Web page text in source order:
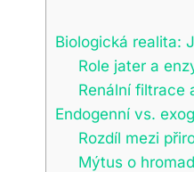
Biologická realita:
Role jater a
Renální filtrace
Endogenní vs.
Rozdíl mezi
Mýtus o